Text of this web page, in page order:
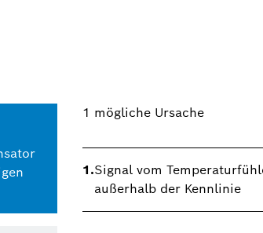
1 mögliche Ursache
1.Signal vom
außerhalb der Kennlinie